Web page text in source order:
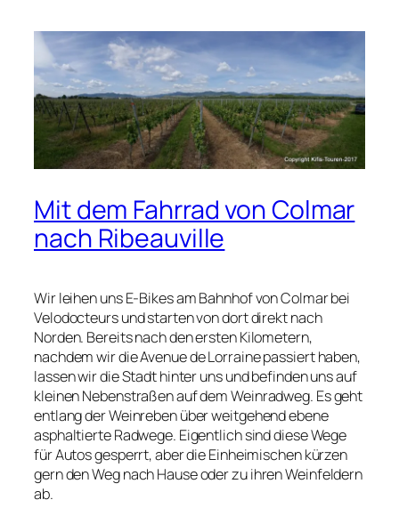
Mit dem Fahrrad von Colmar
nach Ribeauville
Wir leihen uns E-Bikes am Bahnhof von Colmar bei
Velodocteurs und starten von dort direkt nach
Norden. Bereits nach den ersten Kilometern,
nachdem wir die Avenue de Lorraine passiert haben,
lassen wir die Stadt hinter uns und befinden uns auf
kleinen Nebenstraßen auf dem Weinradweg. Es geht
entlang der Weinreben über weitgehend ebene
asphaltierte Radwege. Eigentlich sind diese Wege
für Autos gesperrt, aber die Einheimischen kürzen
gern den Weg nach Hause oder zu ihren Weinfeldern
ab.